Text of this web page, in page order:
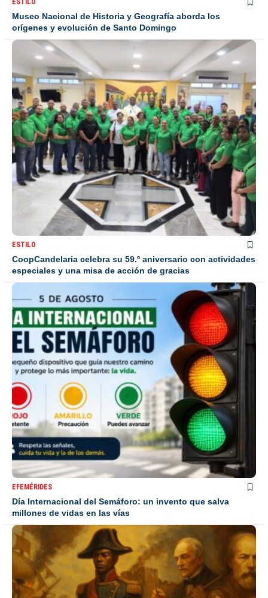
ESTILO
Museo Nacional de Historia y Geografía aborda los
orígenes y evolución de Santo Domingo
ESTILO
CoopCandelaria celebra su 59.º aniversario con actividades
especiales y una misa de acción de gracias
EFEMÉRIDES
Día Internacional del Semáforo: un invento que salva
millones de vidas en las vías